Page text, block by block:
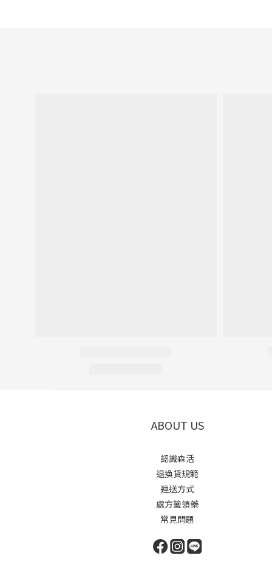
ABOUT US
認識森活
退換貨規範
運送方式
處方籤領藥
常見問題